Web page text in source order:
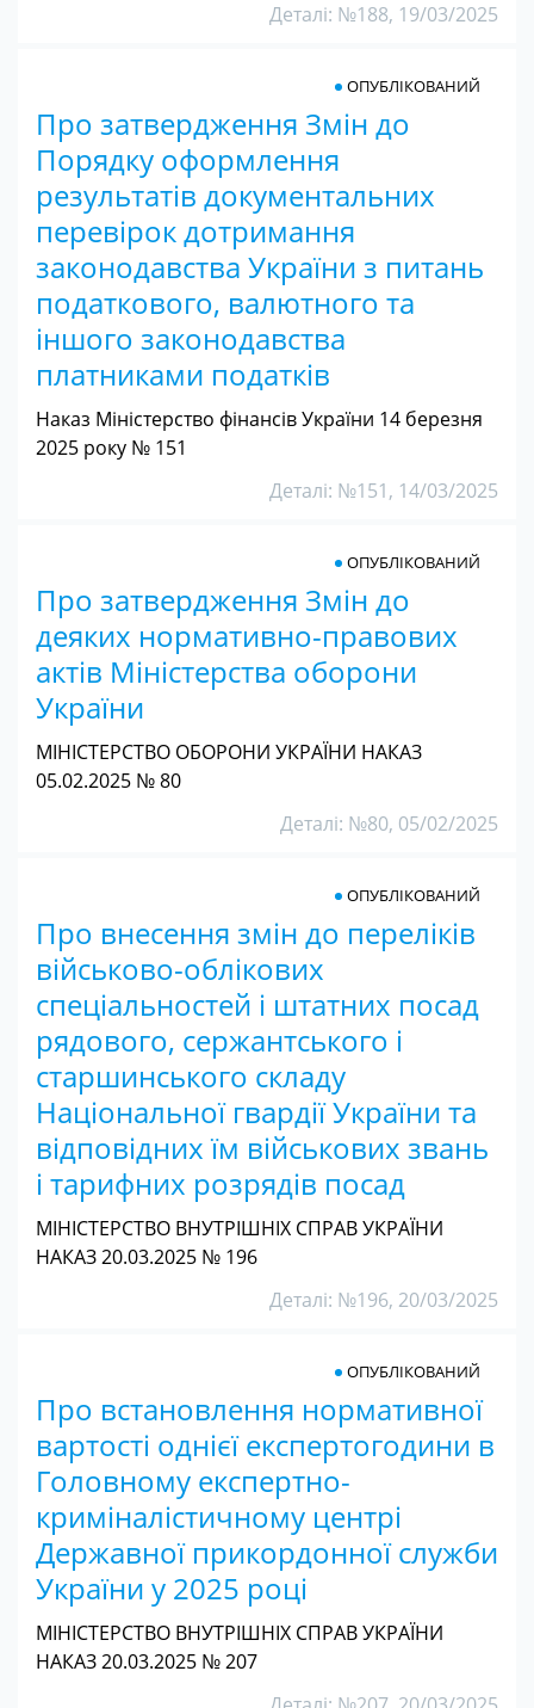
Деталі: №188, 19/03/2025
Про затвердження Змін до
Порядку оформлення
результатів документальних
перевірок дотримання
законодавства України з питань
податкового, валютного та
іншого законодавства
платниками податків
ОПУБЛІКОВАНИЙ
Наказ Міністерство фінансів України 14 березня
2025 року № 151
Деталі: №151, 14/03/2025
Про затвердження Змін до
деяких нормативно-правових
актів Міністерства оборони
України
ОПУБЛІКОВАНИЙ
МІНІСТЕРСТВО ОБОРОНИ УКРАЇНИ НАКАЗ
05.02.2025 № 80
Деталі: №80, 05/02/2025
Про внесення змін до переліків
військово-облікових
спеціальностей і штатних посад
рядового, сержантського і
старшинського складу
Національної гвардії України та
відповідних їм військових звань
і тарифних розрядів посад
ОПУБЛІКОВАНИЙ
МІНІСТЕРСТВО ВНУТРІШНІХ СПРАВ УКРАЇНИ
НАКАЗ 20.03.2025 № 196
Деталі: №196, 20/03/2025
Про встановлення нормативної
вартості однієї експертогодини в
Головному експертно-
криміналістичному центрі
Державної прикордонної служби
України у 2025 році
ОПУБЛІКОВАНИЙ
МІНІСТЕРСТВО ВНУТРІШНІХ СПРАВ УКРАЇНИ
НАКАЗ 20.03.2025 № 207